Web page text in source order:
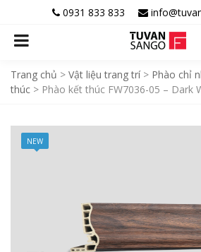
0931 833 833
Trang chủ > Vật liệu trang trí> Phào chỉ
thúc > Phào kết thúc FW7036-05 – Dark
NEW